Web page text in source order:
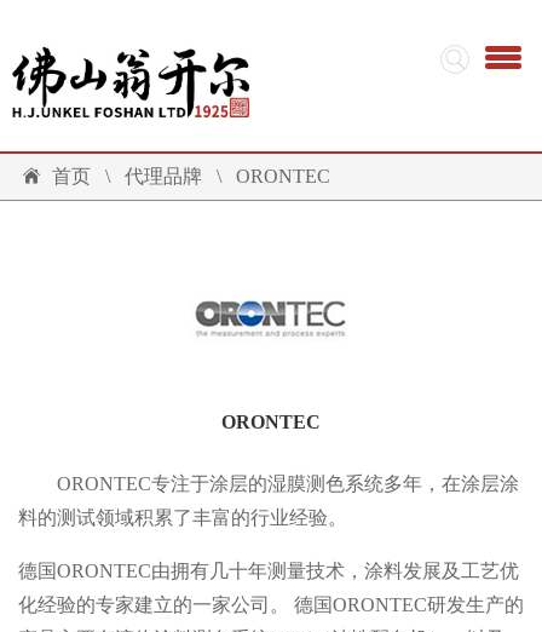
首页 \ 代理品牌 \ ORONTEC
ORONTEC
ORONTEC专注于涂层的湿膜测色系统多年，在涂层涂
料的测试领域积累了丰富的行业经验。
德国ORONTEC由拥有几十年测量技术，涂料发展及工艺优
化经验的专家建立的一家公司。 德国ORONTEC研发生产的